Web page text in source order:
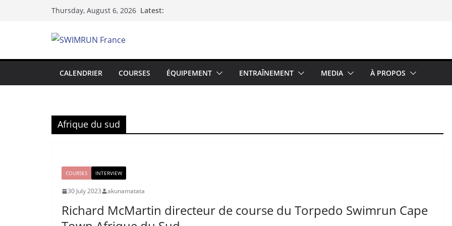
Thursday, August 6, 2026 Latest:
CALENDRIER COURSES ÉQUIPEMENT ENTRAÎNEMENT MEDIA À PROPOS
Afrique du sud
COURSES INTERVIEW
30 July 2023 akunamatata
Richard McMartin directeur de course du Torpedo Swimrun Cape